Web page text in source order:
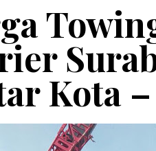
Kota